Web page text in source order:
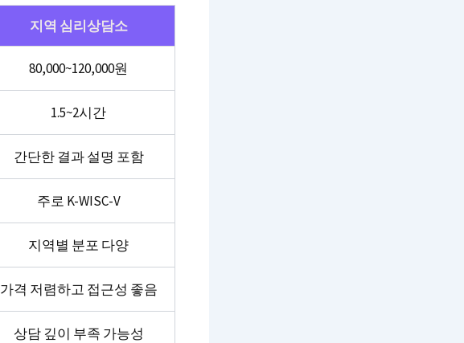
지역 심리상담소
80,000~120,000원
1.5~2시간
간단한 결과 설명 포함
주로 K-WISC-V
지역별 분포 다양
가격 저렴하고 접근성 좋음
상담 깊이 부족 가능성